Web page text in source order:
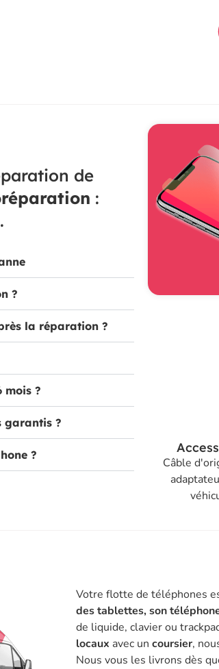
de
:
?
la réparation ?
mois ?
garantis ?
?
Câble
Votre flotte de téléphones
des tablettes, son
de liquide, clavier ou
locaux avec un coursier,
Nous vous les livrons dès